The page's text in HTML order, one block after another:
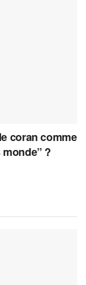
coran comme
?